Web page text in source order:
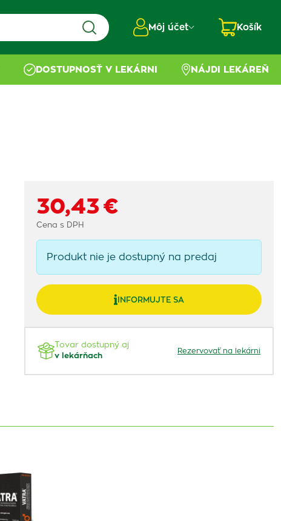
Môj účet Košík
DOSTUPNOSŤ V LEKÁRNI NÁJDI LEKÁREŇ
30,43 €
Cena s DPH
Produkt nie je dostupný na predaj
INFORMUJTE SA
Tovar dostupný aj
v lekárňach
Rezervovať na lekárni